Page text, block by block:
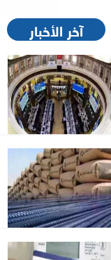
آخر الأخبار